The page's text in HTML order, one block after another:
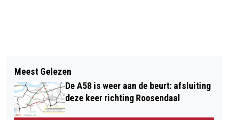
33-JARIGE MAN AANGEHOUDEN VOOR
BETROKKENHEID VAN ONGEVAL WAAR
GEZIN OVERLEED
WILDE ACHTERVOLGING VANUIT
LIMBURG EINDIGT IN DEN BOSCH
Meest Gelezen
De A58 is weer aan de beurt: afsluiting
deze keer richting Roosendaal